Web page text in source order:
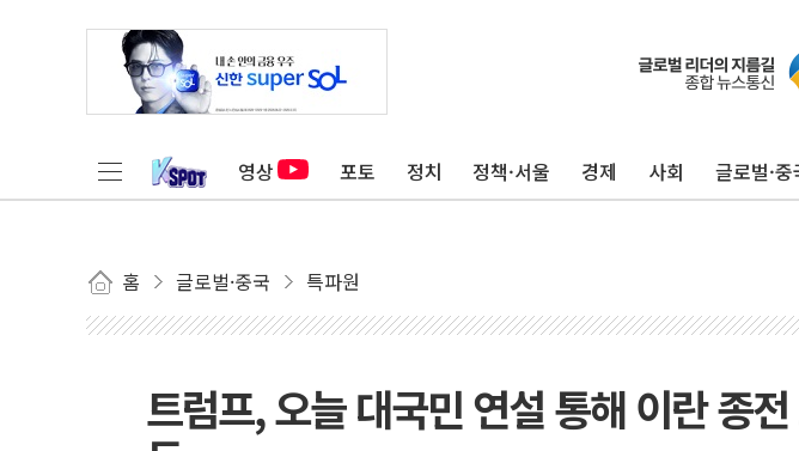
영상 포토 정치 정책·서울 경제 사회 글로벌·중
홈 글로벌·중국 특파원
트럼프, 오늘 대국민 연설 통해 이란 종